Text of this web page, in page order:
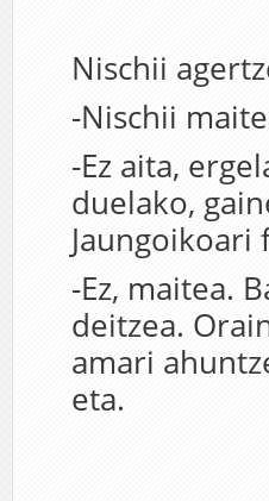
Nischii
-Nischii
-Ez aita,
duelako,
Jaungoikoari
-Ez, maitea.
deitzea.
amari
eta.